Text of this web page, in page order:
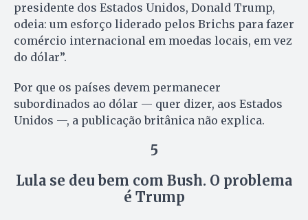
presidente dos Estados Unidos, Donald Trump,
odeia: um esforço liderado pelos Brichs para fazer
comércio internacional em moedas locais, em vez
do dólar”.
Por que os países devem permanecer
subordinados ao dólar — quer dizer, aos Estados
Unidos —, a publicação britânica não explica.
5
Lula se deu bem com Bush. O problema
é Trump